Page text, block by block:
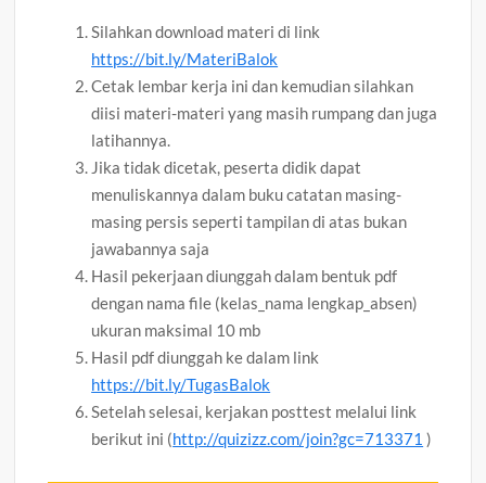
Silahkan download materi di link
https://bit.ly/MateriBalok
Cetak lembar kerja ini dan kemudian silahkan
diisi materi-materi yang masih rumpang dan juga
latihannya.
Jika tidak dicetak, peserta didik dapat
menuliskannya dalam buku catatan masing-
masing persis seperti tampilan di atas bukan
jawabannya saja
Hasil pekerjaan diunggah dalam bentuk pdf
dengan nama file (kelas_nama lengkap_absen)
ukuran maksimal 10 mb
Hasil pdf diunggah ke dalam link
https://bit.ly/TugasBalok
Setelah selesai, kerjakan posttest melalui link
berikut ini (http://quizizz.com/join?gc=713371 )